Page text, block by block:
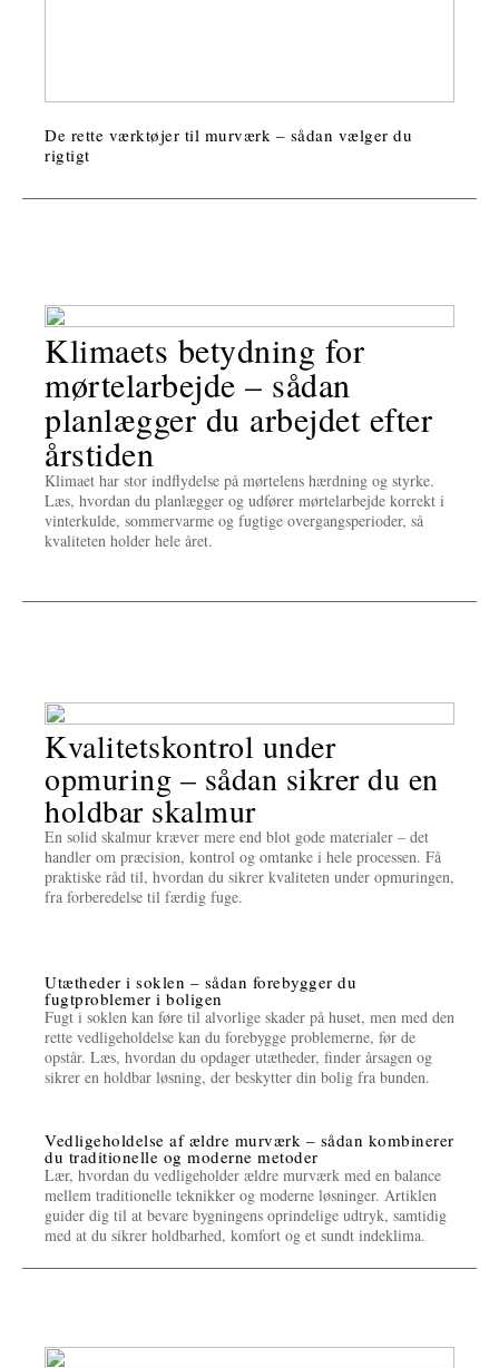
De rette værktøjer til murværk – sådan vælger du
rigtigt
Klimaets betydning for
mørtelarbejde – sådan
planlægger du arbejdet efter
årstiden
Klimaet har stor indflydelse på mørtelens hærdning og styrke.
Læs, hvordan du planlægger og udfører mørtelarbejde korrekt i
vinterkulde, sommervarme og fugtige overgangsperioder, så
kvaliteten holder hele året.
Kvalitetskontrol under
opmuring – sådan sikrer du en
holdbar skalmur
En solid skalmur kræver mere end blot gode materialer – det
handler om præcision, kontrol og omtanke i hele processen. Få
praktiske råd til, hvordan du sikrer kvaliteten under opmuringen,
fra forberedelse til færdig fuge.
Utætheder i soklen – sådan forebygger du
fugtproblemer i boligen
Fugt i soklen kan føre til alvorlige skader på huset, men med den
rette vedligeholdelse kan du forebygge problemerne, før de
opstår. Læs, hvordan du opdager utætheder, finder årsagen og
sikrer en holdbar løsning, der beskytter din bolig fra bunden.
Vedligeholdelse af ældre murværk – sådan kombinerer
du traditionelle og moderne metoder
Lær, hvordan du vedligeholder ældre murværk med en balance
mellem traditionelle teknikker og moderne løsninger. Artiklen
guider dig til at bevare bygningens oprindelige udtryk, samtidig
med at du sikrer holdbarhed, komfort og et sundt indeklima.